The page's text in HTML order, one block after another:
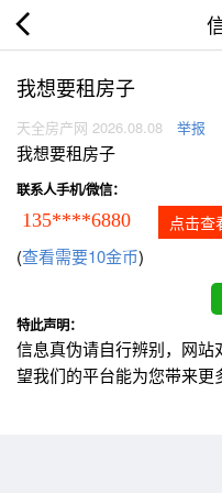
我想要租房子
天全房产网 2026.08.08 举报
我想要租房子
联系人手机/微信：
135****6880 点击查
(查看需要10金币)
特此声明：
信息真伪请自行辨别，网
望我们的平台能为您带来更